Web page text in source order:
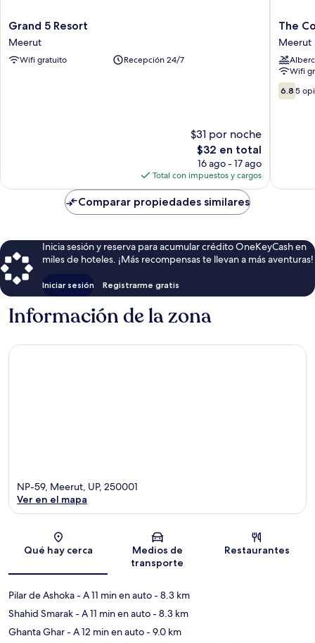
Grand
5
Resort
Meerut
Grand 5 Resort
Meerut
Wifi gratuito Recepción 24/7
$31 por noche
El
precio
actual
es
de
$32
$32 en total
16 ago - 17 ago
Total con impuestos y cargos
The
Conway
Meerut
The
Meerut
Wifi
6.8
de
6.8 5
Comparar propiedades similares
Inicia sesión y reserva para acumular crédito OneKeyCash en
miles de hoteles. ¡Más recompensas te llevan a más aventuras!
Iniciar sesión Registrarme gratis
Información de la zona
Sección del mapa
NP-59, Meerut, UP, 250001
Ver en el mapa
Qué hay cerca
Medios de
transporte
Restaurantes
Pilar de Ashoka- A 11 min en auto- 8.3 km
Shahid Smarak- A 11 min en auto- 8.3 km
Ghanta Ghar- A 12 min en auto- 9.0 km